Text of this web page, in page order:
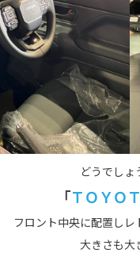
どうでしょ
「ＴＯＹＯ
フロント中央に配置し
大きさも大